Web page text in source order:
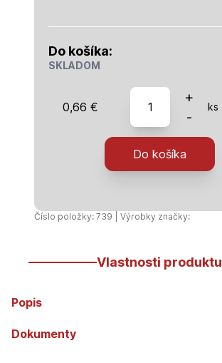
Do košíka:
SKLADOM
0,66 €
množstvo
Tesniací
pás
60mm/1m
+
-
ks
Do košíka
Číslo položky: 739 | Výrobky značky:
Vlastnosti produktu
Popis
Dokumenty